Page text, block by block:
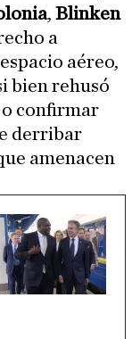
, Blinken
a
aéreo,
bien rehusó
confirmar
derribar
amenacen